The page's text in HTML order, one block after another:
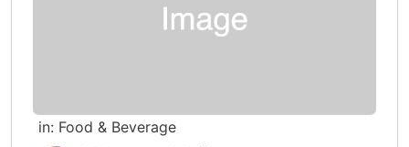
in: Food & Beverage